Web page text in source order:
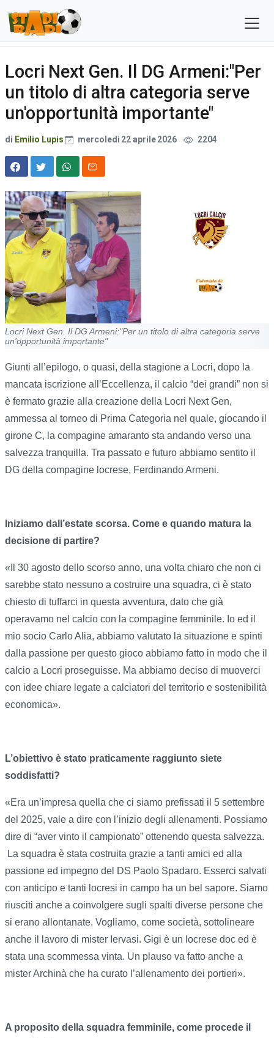
Locri Next Gen. Il DG Armeni:"Per
un titolo di altra categoria serve
un'opportunità importante"
di Emilio Lupis mercoledì 22 aprile 2026 2204
Locri Next Gen. Il DG Armeni:"Per un titolo di altra categoria serve
un'opportunità importante"
Giunti all’epilogo, o quasi, della stagione a Locri, dopo la
mancata iscrizione all’Eccellenza, il calcio “dei grandi” non si
è fermato grazie alla creazione della Locri Next Gen,
ammessa al torneo di Prima Categoria nel quale, giocando il
girone C, la compagine amaranto sta andando verso una
salvezza tranquilla. Tra passato e futuro abbiamo sentito il
DG della compagine locrese, Ferdinando Armeni.
Iniziamo dall’estate scorsa. Come e quando matura la
decisione di partire?
«Il 30 agosto dello scorso anno, una volta chiaro che non ci
sarebbe stato nessuno a costruire una squadra, ci è stato
chiesto di tuffarci in questa avventura, dato che già
operavamo nel calcio con la compagine femminile. Io ed il
mio socio Carlo Alia, abbiamo valutato la situazione e spinti
dalla passione per questo gioco abbiamo fatto in modo che il
calcio a Locri proseguisse. Ma abbiamo deciso di muoverci
con idee chiare legate a calciatori del territorio e sostenibilità
economica».
L’obiettivo è stato praticamente raggiunto siete
soddisfatti?
«Era un’impresa quella che ci siamo prefissati il 5 settembre
del 2025, vale a dire con l’inizio degli allenamenti. Possiamo
dire di “aver vinto il campionato” ottenendo questa salvezza.
La squadra è stata costruita grazie a tanti amici ed alla
passione ed impegno del DS Paolo Spadaro. Esserci salvati
con anticipo e tanti locresi in campo ha un bel sapore. Siamo
riusciti anche a coinvolgere sugli spalti diverse persone che
si erano allontanate. Vogliamo, come società, sottolineare
anche il lavoro di mister Iervasi. Gigi è un locrese doc ed è
stata una scommessa vinta. Un plauso va fatto anche a
mister Archinà che ha curato l’allenamento dei portieri».
A proposito della squadra femminile, come procede il